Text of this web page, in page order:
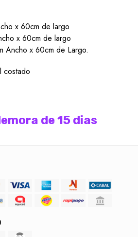
x 60cm de largo
x 60cm de largo
Ancho x 60cm de Largo.
costado
de 15 dias